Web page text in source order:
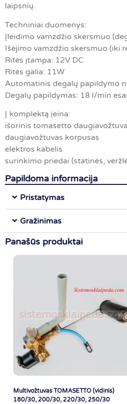
laipsnių.
Techniniai duomenys:
Įleidimo vamzdžio skersmuo
Išėjimo vamzdžio skersmuo (iki
Ritės įtampa: 12V DC
Ritės galia: 11W
Automatinis degalų papildymo
Degalų papildymas: 18 l/min
Į komplektą įeina:
išorinis tomasetto
daugiavožtuvas korpusas
elektros kabelis
surinkimo priedai (statinės,
Papildoma informacija
Pristatymas
Gražinimas
Panašūs produktai
Multivožtuvas TOMASETTO (vidinis)
180/30, 200/30, 220/30, 250/30